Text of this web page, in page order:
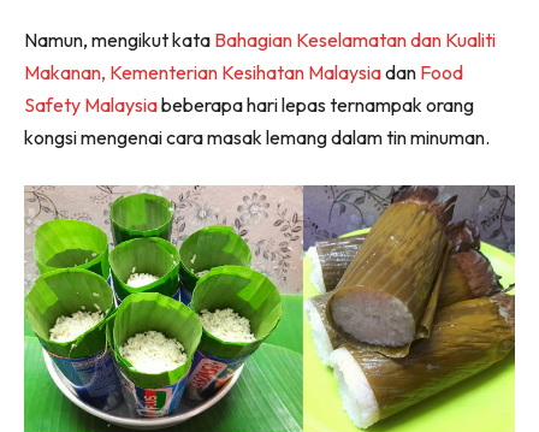
Namun, mengikut kata Bahagian Keselamatan dan Kualiti
Makanan, Kementerian Kesihatan Malaysiadan Food
Safety Malaysiabeberapa hari lepas ternampak orang
kongsi mengenai cara masak lemang dalam tin minuman.